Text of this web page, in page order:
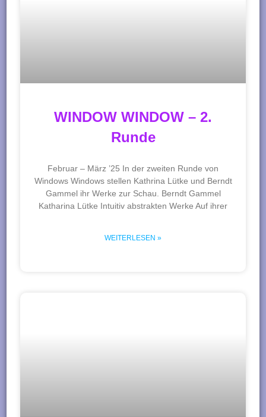
WINDOW WINDOW – 2.
Runde
Februar – März ’25 In der zweiten Runde von
Windows Windows stellen Kathrina Lütke und Berndt
Gammel ihr Werke zur Schau. Berndt Gammel
Katharina Lütke Intuitiv abstrakten Werke Auf ihrer
WEITERLESEN »